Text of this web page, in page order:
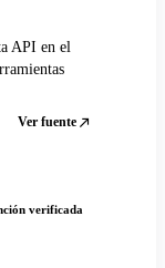
API en el
Ver fuente
verificada